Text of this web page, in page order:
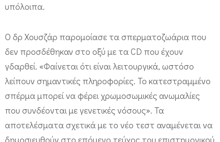
υπόλοιπα.
Ο δρ Χουσζάρ παρομοίασε τα σπερματοζωάρια που
δεν προσδέθηκαν στο οξύ με τα CD που έχουν
γδαρθεί. «Φαίνεται ότι είναι λειτουργικά, ωστόσο
λείπουν σημαντικές πληροφορίες. Το κατεστραμμένο
σπέρμα μπορεί να φέρει χρωμοσωμικές ανωμαλίες
που συνδέονται με γενετικές νόσους». Τα
αποτελέσματα σχετικά με το νέο τεστ αναμένεται να